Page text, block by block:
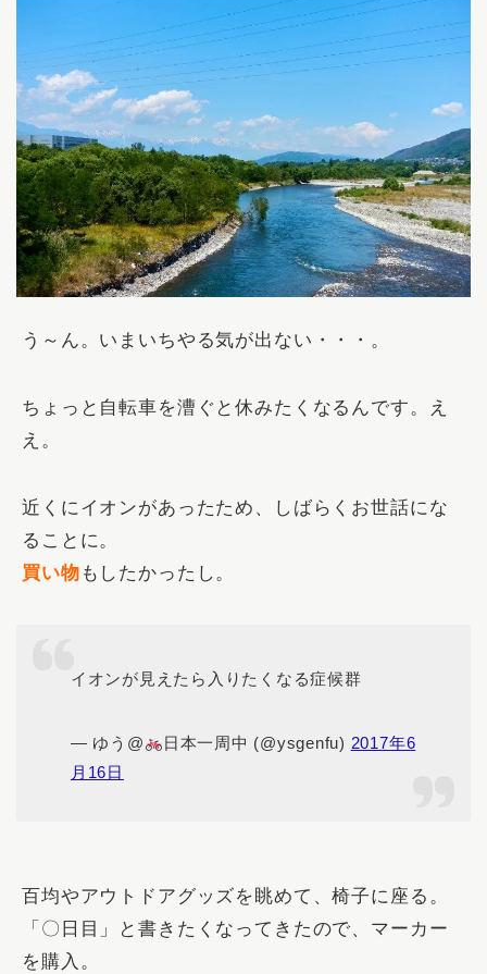
う～ん。いまいちやる気が出ない・・・。
ちょっと自転車を漕ぐと休みたくなるんです。え
え。
近くにイオンがあったため、しばらくお世話にな
ることに。
買い物 もしたかったし。
イオンが見えたら入りたくなる症候群
— ゆう@ 日本一周中 (@ysgenfu) 2017年6
月16日
百均やアウトドアグッズを眺めて、椅子に座る。
「〇日目」と書きたくなってきたので、マーカー
を購入。